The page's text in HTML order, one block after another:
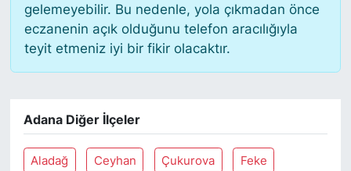
gelemeyebilir. Bu nedenle, yola çıkmadan önce
eczanenin açık olduğunu telefon aracılığıyla
teyit etmeniz iyi bir fikir olacaktır.
Adana Diğer İlçeler
Aladağ Ceyhan Çukurova Feke
SEKTÖR
SİYASET
SPOR